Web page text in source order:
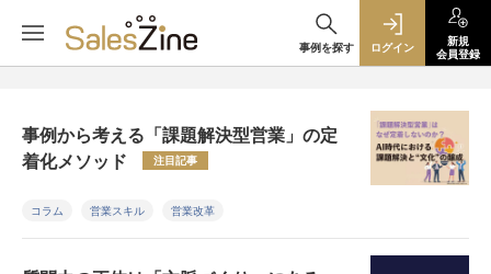
事例を探す ログイン
新規
会員登録
事例から考える「課題解決型営業」の定
着化メソッド
注目記事
コラム 営業スキル 営業改革